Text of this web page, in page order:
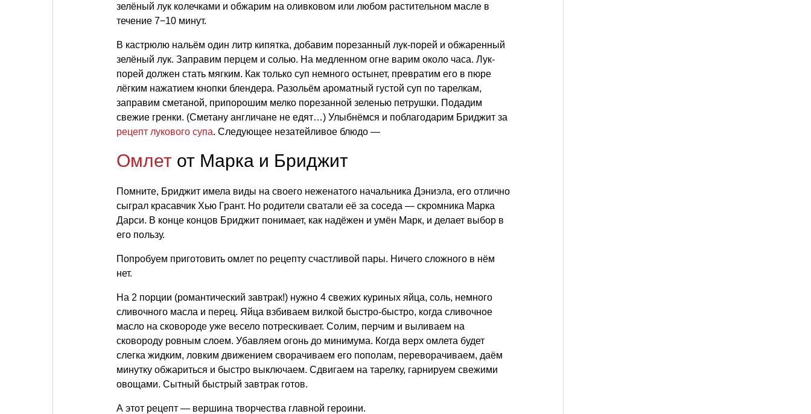
зелёный лук колечками и обжарим на оливковом или любом растительном масле в
течение 7−10 минут.
В кастрюлю нальём один литр кипятка, добавим порезанный лук-порей и обжаренный
зелёный лук. Заправим перцем и солью. На медленном огне варим около часа. Лук-
порей должен стать мягким. Как только суп немного остынет, превратим его в пюре
лёгким нажатием кнопки блендера. Разольём ароматный густой суп по тарелкам,
заправим сметаной, припорошим мелко порезанной зеленью петрушки. Подадим
свежие гренки. (Сметану англичане не едят…) Улыбнёмся и поблагодарим Бриджит за
рецепт лукового супа. Следующее незатейливое блюдо —
Омлет от Марка и Бриджит
Помните, Бриджит имела виды на своего неженатого начальника Дэниэла, его отлично
сыграл красавчик Хью Грант. Но родители сватали её за соседа — скромника Марка
Дарси. В конце концов Бриджит понимает, как надёжен и умён Марк, и делает выбор в
его пользу.
Попробуем приготовить омлет по рецепту счастливой пары. Ничего сложного в нём
нет.
На 2 порции (романтический завтрак!) нужно 4 свежих куриных яйца, соль, немного
сливочного масла и перец. Яйца взбиваем вилкой быстро-быстро, когда сливочное
масло на сковороде уже весело потрескивает. Солим, перчим и выливаем на
сковороду ровным слоем. Убавляем огонь до минимума. Когда верх омлета будет
слегка жидким, ловким движением сворачиваем его пополам, переворачиваем, даём
минутку обжариться и быстро выключаем. Сдвигаем на тарелку, гарнируем свежими
овощами. Сытный быстрый завтрак готов.
А этот рецепт — вершина творчества главной героини.